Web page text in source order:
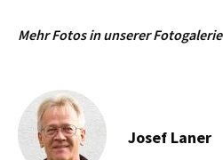
Mehr Fotos in unserer Fotogalerie
Josef Laner